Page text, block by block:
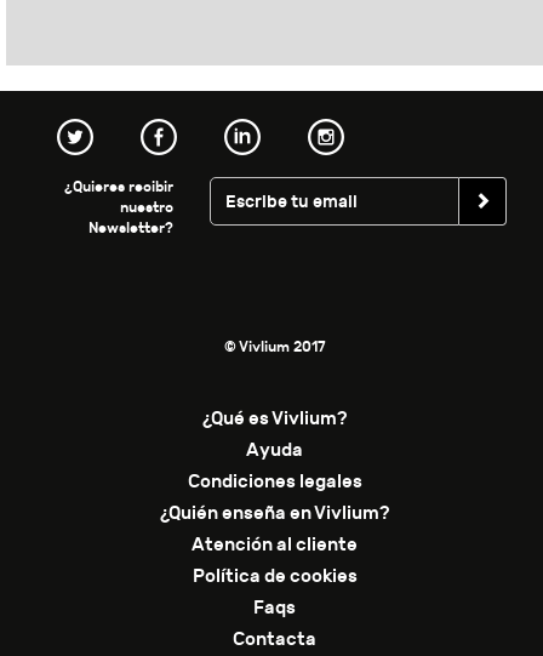
¿Quieres recibir
nuestro
Newsletter?
© Vivlium 2017
¿Qué es Vivlium?
Ayuda
Condiciones legales
¿Quién enseña en Vivlium?
Atención al cliente
Política de cookies
Faqs
Contacta